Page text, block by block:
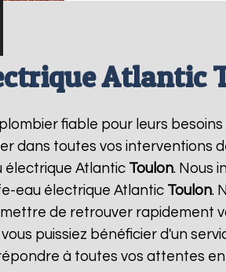
Atlantic
fiable pour leurs
dans toutes vos interventions
électrique Atlantic Toulon. Nous
eau électrique Atlantic Toulon.
de retrouver rapidement
puissiez bénéficier d'un
à toutes vos attentes